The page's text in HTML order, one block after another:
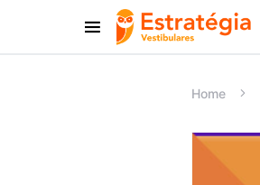
Procurar:
Home